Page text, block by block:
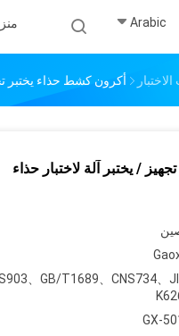
Arabic
أكرون كشط حذاء يختبر
/ يختبر آلة لاختبار حذاء
、GB/T1689、CNS734、
GX-